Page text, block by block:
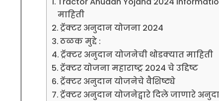
माहिती
ट्रॅक्टर अनुदान योजना 2024
ठळक मुद्दे :
ट्रॅक्टर अनुदान योजनेची थोडक्यात माहिती
ट्रॅक्टर योजना महाराष्ट्र 2024 चे उद्दिष्ट
ट्रॅक्टर अनुदान योजनेचे वैशिष्ट्ये
ट्रॅक्टर अनुदान योजनेद्वारे दिले जाणारे